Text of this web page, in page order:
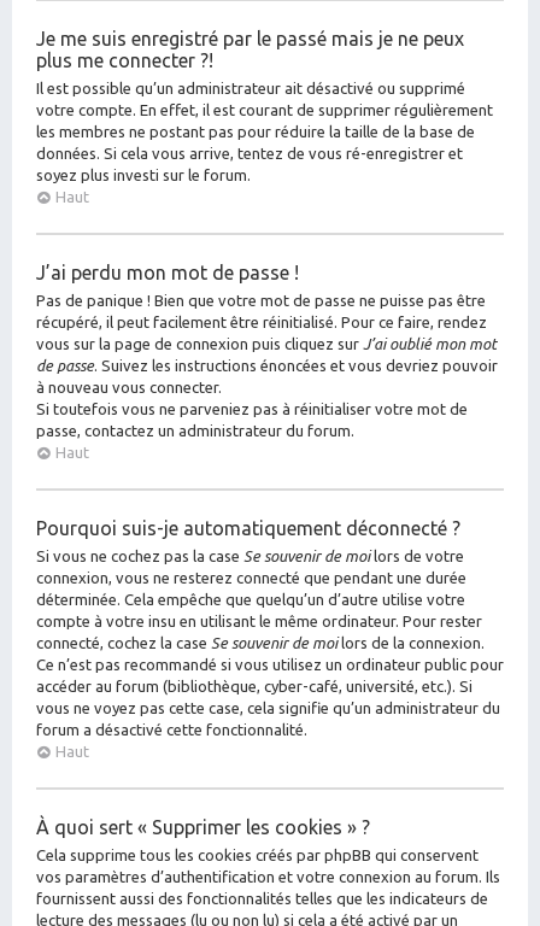
Je me suis enregistré par le passé mais je ne peux
plus me connecter ?!
Il est possible qu’un administrateur ait désactivé ou supprimé
votre compte. En effet, il est courant de supprimer régulièrement
les membres ne postant pas pour réduire la taille de la base de
données. Si cela vous arrive, tentez de vous ré-enregistrer et
soyez plus investi sur le forum.
Haut
J’ai perdu mon mot de passe !
Pas de panique ! Bien que votre mot de passe ne puisse pas être
récupéré, il peut facilement être réinitialisé. Pour ce faire, rendez
vous sur la page de connexion puis cliquez sur J’ai oublié mon mot
de passe. Suivez les instructions énoncées et vous devriez pouvoir
à nouveau vous connecter.
Si toutefois vous ne parveniez pas à réinitialiser votre mot de
passe, contactez un administrateur du forum.
Haut
Pourquoi suis-je automatiquement déconnecté ?
Si vous ne cochez pas la case Se souvenir de moilors de votre
connexion, vous ne resterez connecté que pendant une durée
déterminée. Cela empêche que quelqu’un d’autre utilise votre
compte à votre insu en utilisant le même ordinateur. Pour rester
connecté, cochez la case Se souvenir de moilors de la connexion.
Ce n’est pas recommandé si vous utilisez un ordinateur public pour
accéder au forum (bibliothèque, cyber-café, université, etc.). Si
vous ne voyez pas cette case, cela signifie qu’un administrateur du
forum a désactivé cette fonctionnalité.
Haut
À quoi sert « Supprimer les cookies » ?
Cela supprime tous les cookies créés par phpBB qui conservent
vos paramètres d’authentification et votre connexion au forum. Ils
fournissent aussi des fonctionnalités telles que les indicateurs de
lecture des messages (lu ou non lu) si cela a été activé par un